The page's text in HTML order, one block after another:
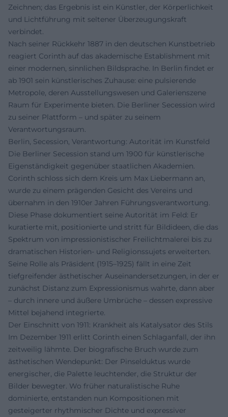
Zeichnen; das Ergebnis ist ein Künstler, der Körperlichkeit
und Lichtführung mit seltener Überzeugungskraft
verbindet.
Nach seiner Rückkehr 1887 in den deutschen Kunstbetrieb
reagiert Corinth auf das akademische Establishment mit
einer modernen, sinnlichen Bildsprache. In Berlin findet er
ab 1901 sein künstlerisches Zuhause: eine pulsierende
Metropole, deren Ausstellungswesen und Galerienszene
Raum für Experimente bieten. Die Berliner Secession wird
zu seiner Plattform – und später zu seinem
Verantwortungsraum.
Berlin, Secession, Verantwortung: Autorität im Kunstfeld
Die Berliner Secession stand um 1900 für künstlerische
Eigenständigkeit gegenüber staatlichen Akademien.
Corinth schloss sich dem Kreis um Max Liebermann an,
wurde zu einem prägenden Gesicht des Vereins und
übernahm in den 1910er Jahren Führungsverantwortung.
Diese Phase dokumentiert seine Autorität im Feld: Er
kuratierte mit, positionierte und stritt für Bildideen, die das
Spektrum von impressionistischer Freilichtmalerei bis zu
dramatischen Historien- und Religionssujets erweiterten.
Seine Rolle als Präsident (1915–1925) fällt in eine Zeit
tiefgreifender ästhetischer Auseinandersetzungen, in der er
zunächst Distanz zum Expressionismus wahrte, dann aber
– durch innere und äußere Umbrüche – dessen expressive
Mittel bejahend integrierte.
Der Einschnitt von 1911: Krankheit als Katalysator des Stils
Im Dezember 1911 erlitt Corinth einen Schlaganfall, der ihn
zeitweilig lähmte. Der biografische Bruch wurde zum
ästhetischen Wendepunkt: Der Pinselduktus wurde
energischer, die Palette leuchtender, die Struktur der
Bilder bewegter. Wo früher naturalistische Ruhe
dominierte, entstanden nun Kompositionen mit
gesteigerter rhythmischer Dichte und expressiver